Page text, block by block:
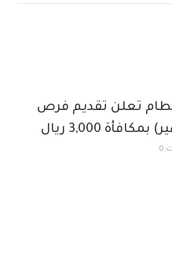
تعلن تقديم فرص
3,000 ريال
0